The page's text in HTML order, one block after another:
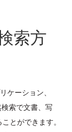
索方
ケーション、
索で文書、写
とができます。